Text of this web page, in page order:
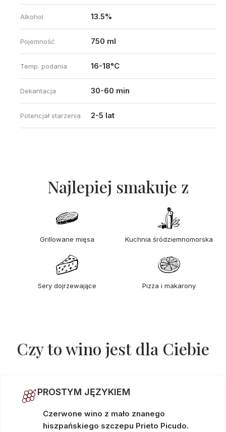
Alkohol 13.5%
Pojemność 750 ml
Temp. podania 16-18°C
Dekantacja 30-60 min
Potencjał starzenia 2-5 lat
Najlepiej smakuje z
Grillowane mięsa Kuchnia śródziemnomorska
Sery dojrzewające Pizza i makarony
Czy to wino jest dla Ciebie
PROSTYM JĘZYKIEM
Czerwone wino z mało znanego
hiszpańskiego szczepu Prieto Picudo.